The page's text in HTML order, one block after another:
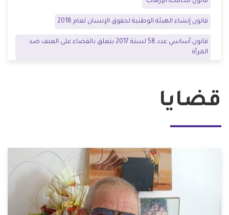
قانون إنشاء الهيئة الوطنية لحقوق الإنسان لعام 2018
قانون أساسي عدد 58 لسنة 2017 يتعلق بالقضاء على العنف ضد
المرأة
قضايا